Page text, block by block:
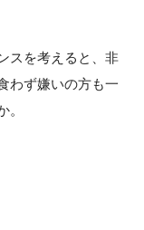
スを考えると、非
わず嫌いの方も一
。